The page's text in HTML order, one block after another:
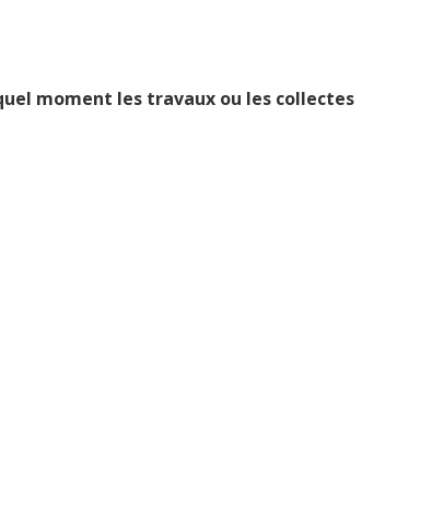
moment les travaux ou les collectes